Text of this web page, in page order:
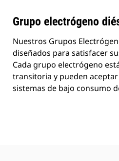
Grupo electrógeno
Nuestros Grupos
diseñados para satisfacer
Cada grupo electrógeno
transitoria y pueden
sistemas de bajo consumo